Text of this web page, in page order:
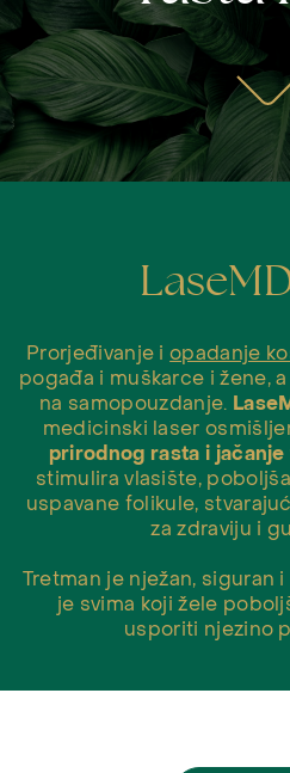
Prorjeđivanje iopadanje
pogađa i muškarce i žene,
na samopouzdanje.
medicinski laser
prirodnog rasta i jačanje
stimulira vlasište,
uspavane folikule,
za zdraviju i
Tretman je nježan, siguran
je svima koji žele
usporiti njezino